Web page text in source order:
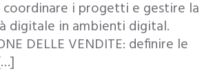
coordinare i progetti e gestire la
digitale in ambienti digital.
DELLE VENDITE: definire le